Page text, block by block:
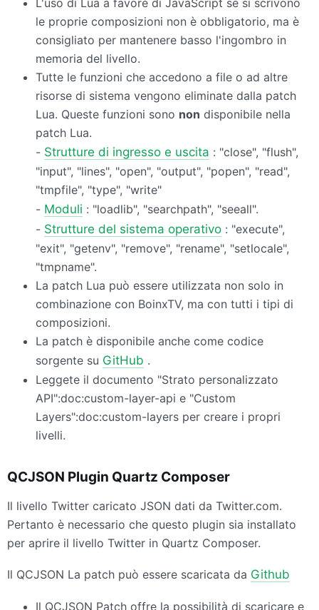
le proprie composizioni non è obbligatorio, ma è
consigliato per mantenere basso l'ingombro in
memoria del livello.
Tutte le funzioni che accedono a file o ad altre
risorse di sistema vengono eliminate dalla patch
Lua. Queste funzioni sono non disponibile nella
patch Lua.
- Strutture di ingresso e uscita : "close", "flush",
"input", "lines", "open", "output", "popen", "read",
"tmpfile", "type", "write"
- Moduli : "loadlib", "searchpath", "seeall".
- Strutture del sistema operativo : "execute",
"exit", "getenv", "remove", "rename", "setlocale",
"tmpname".
La patch Lua può essere utilizzata non solo in
combinazione con BoinxTV, ma con tutti i tipi di
composizioni.
La patch è disponibile anche come codice
sorgente su GitHub .
Leggete il documento "Strato personalizzato
API":doc:custom-layer-api e "Custom
Layers":doc:custom-layers per creare i propri
livelli.
QCJSON Plugin Quartz Composer
Il livello Twitter caricato JSON dati da Twitter.com.
Pertanto è necessario che questo plugin sia installato
per aprire il livello Twitter in Quartz Composer.
Il QCJSON La patch può essere scaricata da Github
Il QCJSON Patch offre la possibilità di scaricare e